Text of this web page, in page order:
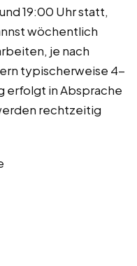
19:00 Uhr statt,
wöchentlich
je nach
typischerweise 4-
erfolgt in Absprache
rechtzeitig